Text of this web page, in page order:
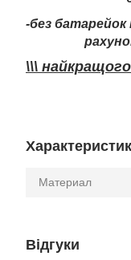
-без батарейок
\\\
Материал
Відгуки